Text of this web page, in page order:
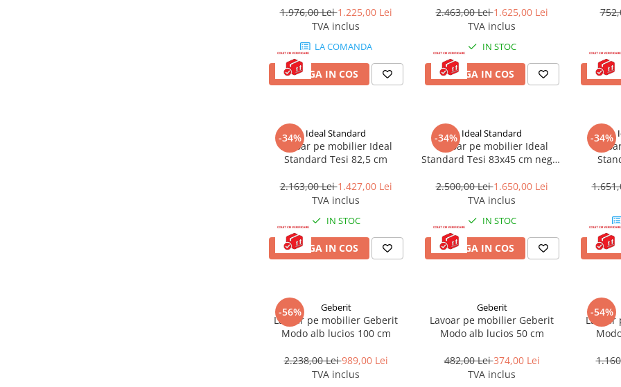
1.976,00 Lei1.225,00 Lei
TVA inclus
LA COMANDA
ADAUGA IN COS
2.463,00 Lei1.625,00 Lei
TVA inclus
IN STOC
ADAUGA IN COS
-34% Ideal Standard
Lavoar pe mobilier Ideal
Standard Tesi 82,5 cm
2.163,00 Lei1.427,00 Lei
TVA inclus
IN STOC
ADAUGA IN COS
-34% Ideal Standard
Lavoar pe mobilier Ideal
Standard Tesi 83x45 cm negru
2.500,00 Lei1.650,00 Lei
TVA inclus
IN STOC
ADAUGA IN COS
-34%
-56% Geberit
Lavoar pe mobilier Geberit
Modo alb lucios 100 cm
2.238,00 Lei989,00 Lei
TVA inclus
Geberit
Lavoar pe mobilier Geberit
Modo alb lucios 50 cm
482,00 Lei374,00 Lei
TVA inclus
-54%